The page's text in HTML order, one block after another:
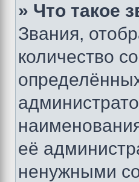
» Что такое
Звания,
количество
её
ненужными